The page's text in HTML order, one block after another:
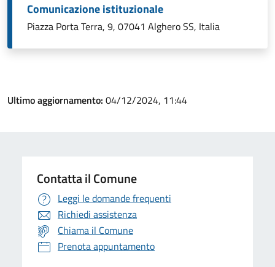
Comunicazione istituzionale
Piazza Porta Terra, 9, 07041 Alghero SS, Italia
Ultimo aggiornamento: 04/12/2024, 11:44
Contatta il Comune
Leggi le domande frequenti
Richiedi assistenza
Chiama il Comune
Prenota appuntamento